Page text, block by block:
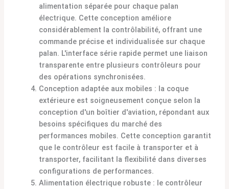
alimentation séparée pour chaque palan
électrique. Cette conception améliore
considérablement la contrôlabilité, offrant une
commande précise et individualisée sur chaque
palan. L'interface série rapide permet une liaison
transparente entre plusieurs contrôleurs pour
des opérations synchronisées.
Conception adaptée aux mobiles : la coque
extérieure est soigneusement conçue selon la
conception d'un boîtier d'aviation, répondant aux
besoins spécifiques du marché des
performances mobiles. Cette conception garantit
que le contrôleur est facile à transporter et à
transporter, facilitant la flexibilité dans diverses
configurations de performances.
Alimentation électrique robuste : le contrôleur